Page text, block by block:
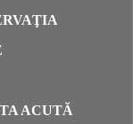
ACUTĂ